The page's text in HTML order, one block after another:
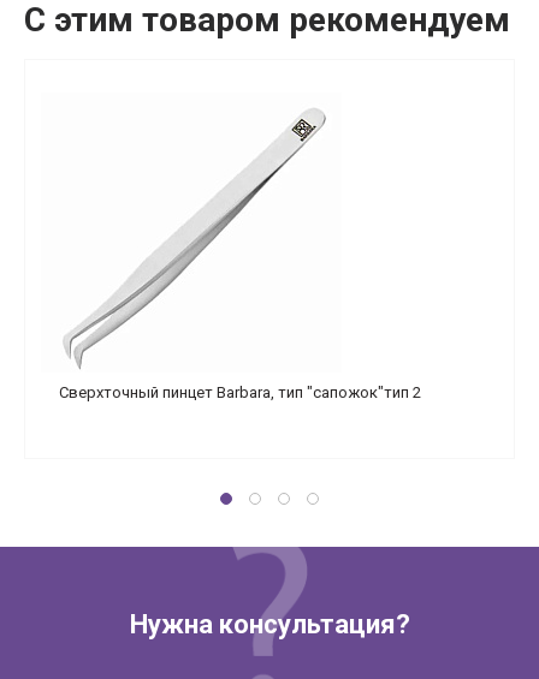
С этим товаром рекомендуем
Сверхточный пинцет Barbara, тип "сапожок"тип 2
Нужна консультация?